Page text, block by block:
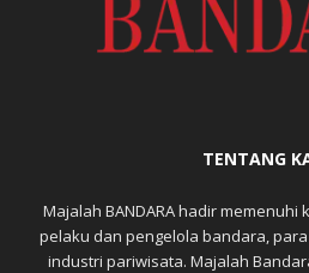
TENTANG
Majalah BANDARA hadir
pelaku dan pengelola bandara,
industri pariwisata. Majalah